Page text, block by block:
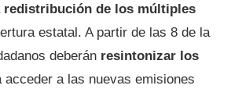
redistribución de los múltiples
estatal. A partir de las 8 de la
deberán resintonizar los
acceder a las nuevas emisiones